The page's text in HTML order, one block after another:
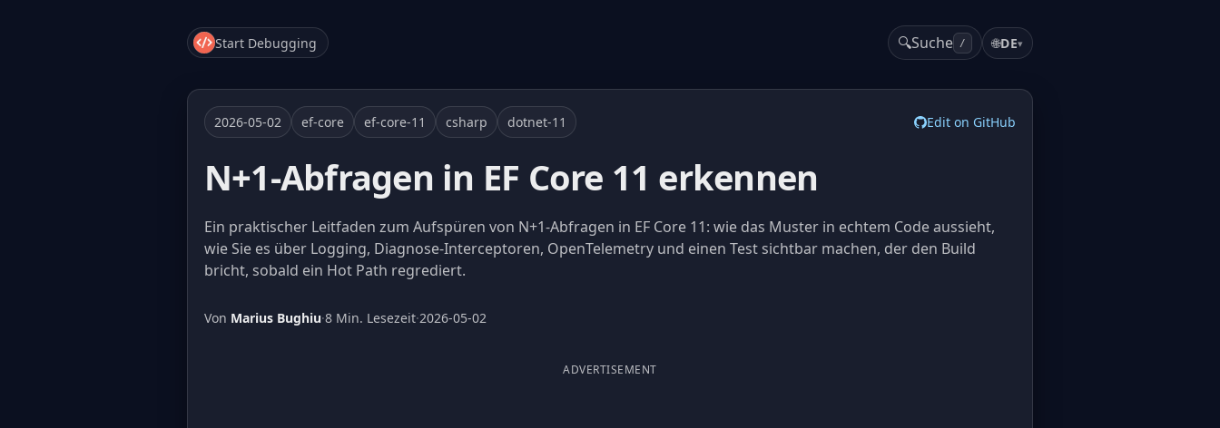
Start Debugging 🔍Suche / 🌐DE▾
2026-05-02 ef-core ef-core-11 csharp dotnet-11 Edit on GitHub
N+1-Abfragen in EF Core 11 erkennen
Ein praktischer Leitfaden zum Aufspüren von N+1-Abfragen in EF Core 11: wie das Muster in echtem Code aussieht,
wie Sie es über Logging, Diagnose-Interceptoren, OpenTelemetry und einen Test sichtbar machen, der den Build
bricht, sobald ein Hot Path regrediert.
Von Marius Bughiu·8 Min. Lesezeit·2026-05-02
ADVERTISEMENT